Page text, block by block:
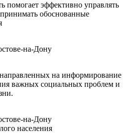
помогает эффективно управлять
обоснованные
на-Дону
на информирование
важных социальных проблем и
на-Дону
населения